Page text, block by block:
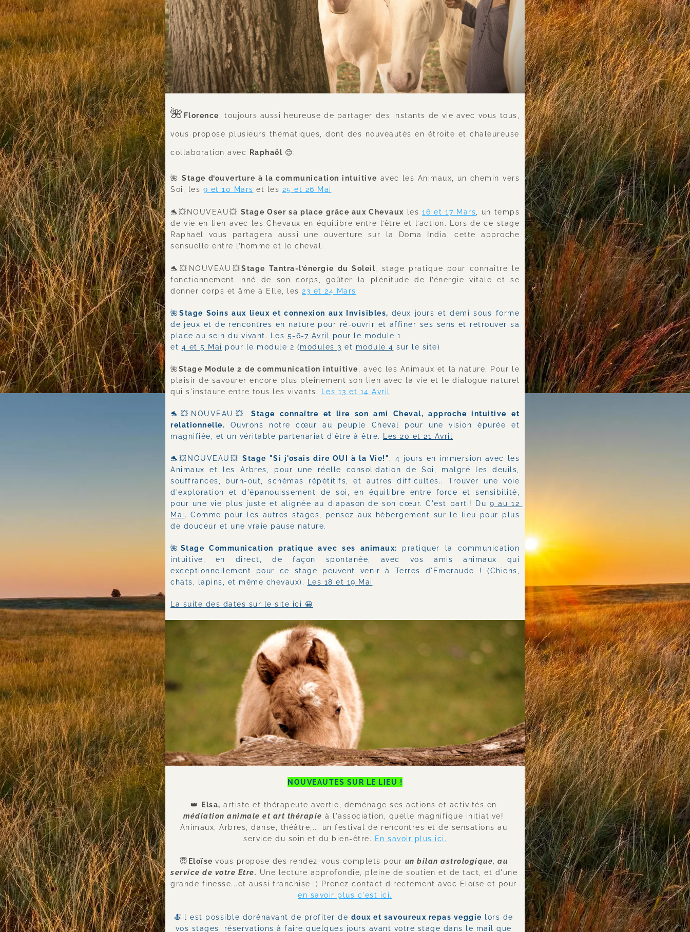
🌺 Florence , toujours aussi heureuse de partager des instants de vie avec vous tous,
vous propose plusieurs thématiques, dont des nouveautés en étroite et chaleureuse
collaboration avec Raphaël 😊:
🌺 Stage d’ouverture à la communication intuitive avec les Animaux, un chemin vers
Soi, les 9 et 10 Mars et les 25 et 26 Mai
🐬💥NOUVEAU💥 Stage Oser sa place grâce aux Chevaux les 16 et 17 Mars , un temps
de vie en lien avec les Chevaux en équilibre entre l’être et l’action. Lors de ce stage
Raphaël vous partagera aussi une ouverture sur la Doma India, cette approche
sensuelle entre l’homme et le cheval.
🐬💥NOUVEAU💥Stage Tantra-l’énergie du Soleil , stage pratique pour connaître le
fonctionnement inné de son corps, goûter la plénitude de l’énergie vitale et se
donner corps et âme à Elle, les 23 et 24 Mars
🌺Stage Soins aux lieux et connexion aux Invisibles, deux jours et demi sous forme
de jeux et de rencontres en nature pour ré-ouvrir et affiner ses sens et retrouver sa
place au sein du vivant. Les 5-6-7 Avril
pour le module 1
et 4 et 5 Mai pour le module 2 (modules 3 et module 4 sur le site)
🌺Stage Module 2 de communication intuitive
, avec les Animaux et la nature, Pour le
plaisir de savourer encore plus pleinement son lien avec la vie et le dialogue naturel
qui s'instaure entre tous les vivants.
Les 13 et 14 Avril
🐬💥NOUVEAU💥 Stage connaître et lire son ami Cheval, approche intuitive et
relationnelle. Ouvrons notre cœur au peuple Cheval pour une vision épurée et
magnifiée, et un véritable partenariat d'être à être.
Les 20 et 21 Avril
🐬💥NOUVEAU💥 Stage "Si j'osais dire OUI à la Vie!"
, 4 jours en immersion avec les
Animaux et les Arbres, pour une réelle consolidation de Soi, malgré les deuils,
souffrances, burn-out, schémas répétitifs, et autres difficultés.. Trouver une voie
d'exploration et d'épanouissement de soi, en équilibre entre force et sensibilité,
pour une vie plus juste et alignée au diapason de son cœur. C'est parti! Du 9 au 12
Mai . Comme pour les autres stages, pensez aux hébergement sur le lieu pour plus
de douceur et une vraie pause nature.
🌺 Stage Communication pratique avec ses animaux: pratiquer la communication
intuitive, en direct, de façon spontanée, avec vos amis animaux qui
exceptionnellement pour ce stage peuvent venir à Terres d'Emeraude ! (Chiens,
chats, lapins, et même chevaux).
Les 18 et 19 Mai
La suite des dates sur le site ici 😀
NOUVEAUTES SUR LE LIEU !
👑 Elsa,
médiation animale et art thérapie à l'association, quelle magnifique initiative!
Animaux, Arbres, danse, théâtre,... un festival de rencontres et de sensations au
service du soin et du bien-être.
En savoir plus ici.
😇 Eloïse vous propose des rendez-vous complets pour un bilan astrologique, au
service de votre Etre. Une lecture approfondie, pleine de soutien et de tact, et d'une
en savoir plus c'est ici.
🍝 il est possible dorénavant de profiter de doux et savoureux repas veggie lors de
vos stages, réservations à faire quelques jours avant votre stage dans le mail que